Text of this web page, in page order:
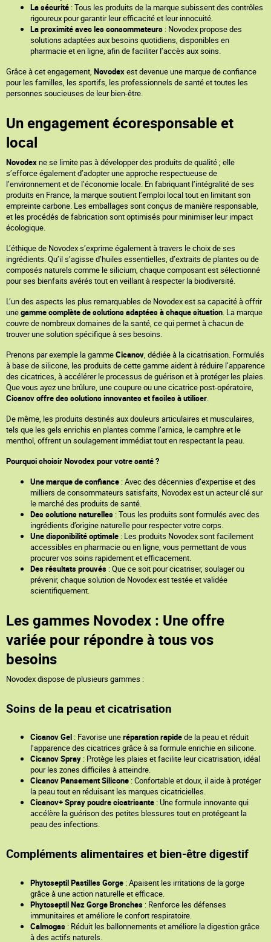
La sécurité : Tous les produits de la marque subissent des contrôles
rigoureux pour garantir leur efficacité et leur innocuité.
La proximité avec les consommateurs : Novodex propose des
solutions adaptées aux besoins quotidiens, disponibles en
pharmacie et en ligne, afin de faciliter l’accès aux soins.
Grâce à cet engagement, Novodexest devenue une marque de confiance
pour les familles, les sportifs, les professionnels de santé et toutes les
personnes soucieuses de leur bien-être.
Un engagement écoresponsable et
local
Novodexne se limite pas à développer des produits de qualité ; elle
s’efforce également d’adopter une approche respectueuse de
l’environnement et de l’économie locale. En fabriquant l’intégralité de ses
produits en France, la marque soutient l’emploi local tout en limitant son
empreinte carbone. Les emballages sont conçus de manière responsable,
et les procédés de fabrication sont optimisés pour minimiser leur impact
écologique.
L’éthique de Novodex s’exprime également à travers le choix de ses
ingrédients. Qu’il s’agisse d’huiles essentielles, d’extraits de plantes ou de
composés naturels comme le silicium, chaque composant est sélectionné
pour ses bienfaits avérés tout en veillant à respecter la biodiversité.
L’un des aspects les plus remarquables de Novodex est sa capacité à offrir
unegamme complète de solutions adaptées à chaque situation. La marque
couvre de nombreux domaines de la santé, ce qui permet à chacun de
trouver une solution spécifique à ses besoins.
Prenons par exemple la gammeCicanov, dédiée à la cicatrisation. Formulés
à base de silicone, les produits de cette gamme aident à réduire l’apparence
des cicatrices, à accélérer le processus de guérison et à protéger les plaies.
Que vous ayez une brûlure, une coupure ou une cicatrice post-opératoire,
Cicanov offre des solutions innovantes et faciles à utiliser.
De même, les produits destinés aux douleurs articulaires et musculaires,
tels que les gels enrichis en plantes comme l’arnica, le camphre et le
menthol, offrent un soulagement immédiat tout en respectant la peau.
Pourquoi choisir Novodex pour votre santé ?
Une marque de confiance : Avec des décennies d’expertise et des
milliers de consommateurs satisfaits, Novodex est un acteur clé sur
le marché des produits de santé.
Des solutions naturelles : Tous les produits sont formulés avec des
ingrédients d’origine naturelle pour respecter votre corps.
Une disponibilité optimale : Les produits Novodex sont facilement
accessibles en pharmacie ou en ligne, vous permettant de vous
procurer vos soins rapidement et efficacement.
Des résultats prouvés : Que ce soit pour cicatriser, soulager ou
prévenir, chaque solution de Novodex est testée et validée
scientifiquement.
Les gammes Novodex : Une offre
variée pour répondre à tous vos
besoins
Novodex dispose de plusieurs gammes :
Soins de la peau et cicatrisation
Cicanov Gel : Favorise uneréparation rapidede la peau et réduit
l’apparence des cicatrices grâce à sa formule enrichie en silicone.
Cicanov Spray : Protège les plaies et facilite leur cicatrisation, idéal
pour les zones difficiles à atteindre.
Cicanov Pansement Silicone : Confortable et doux, il aide à protéger
la peau tout en réduisant les marques cicatricielles.
Cicanov+ Spray poudre cicatrisante : Une formule innovante qui
accélère la guérison des petites blessures tout en protégeant la
peau des infections.
Compléments alimentaires et bien-être digestif
Phytoseptil Pastilles Gorge : Apaisent les irritations de la gorge
grâce à une action naturelle et efficace.
Phytoseptil Nez Gorge Bronches : Renforce les défenses
immunitaires et améliore le confort respiratoire.
Calmogas : Réduit les ballonnements et améliore la digestion grâce
à des actifs naturels.